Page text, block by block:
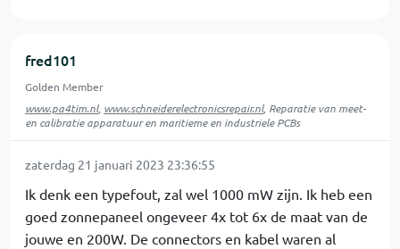
fred101
Golden Member
www.pa4tim.nl, www.schneiderelectronicsrepair.nl, Reparatie van meet-
en calibratie apparatuur en maritieme en industriele PCBs
zaterdag 21 januari 2023 23:36:55
Ik denk een typefout, zal wel 1000 mW zijn. Ik heb een
goed zonnepaneel ongeveer 4x tot 6x de maat van de
jouwe en 200W. De connectors en kabel waren al